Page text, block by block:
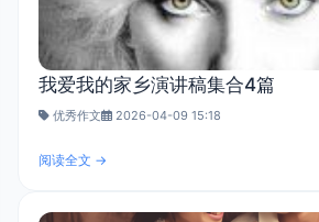
我爱我的家乡演讲稿集合4篇
优秀作文 2026-04-09 15:18
阅读全文 →